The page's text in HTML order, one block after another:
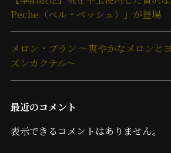
Peche（ベル・ペッシュ）」が登場
メロン・ブラン ～爽やかなメロンと
ズンカクテル～
最近のコメント
表示できるコメントはありません。